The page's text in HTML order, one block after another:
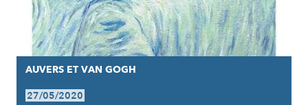
AUVERS ET VAN GOGH
27/05/2020